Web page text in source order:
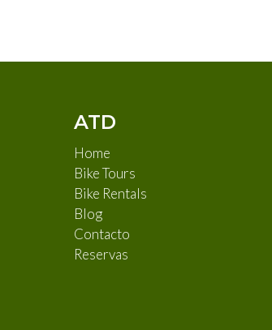
ATD
Home
Bike Tours
Bike Rentals
Blog
Contacto
Reservas